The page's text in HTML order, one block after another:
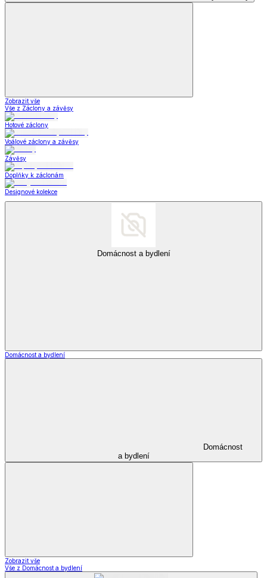
Zobrazit vše
Vše z Záclony a závěsy
Hotové záclony
Voálové záclony a závěsy
Závěsy
Doplňky k záclonám
Designové kolekce
Domácnost a bydlení
Domácnost a bydlení
Domácnost
a bydlení
Zobrazit vše
Vše z Domácnost a bydlení